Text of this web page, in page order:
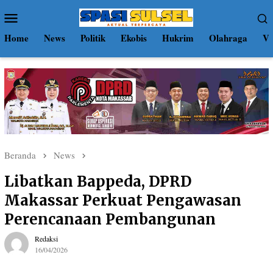
ke
kontenMobile
Home News Politik Ekobis Hukrim Olahraga
Beranda News
Libatkan Bappeda, DPRD
Makassar Perkuat Pengawasan
Perencanaan Pembangunan
Redaksi
16/04/2026